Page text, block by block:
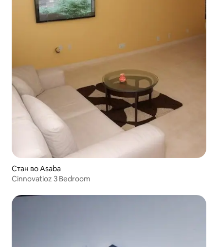
Стан во Asaba
Cinnovatioz 3 Bedroom